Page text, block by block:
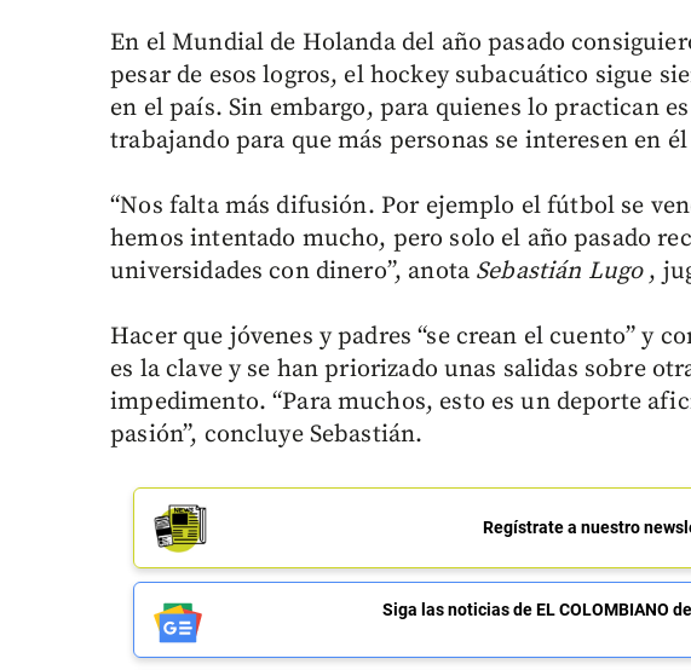
En el Mundial de Holanda del año pasado
pesar de esos logros, el hockey subacuático sigue
en el país. Sin embargo, para quienes lo practican
trabajando para que más personas se interesen en
“Nos falta más difusión. Por ejemplo el fútbol se
hemos intentado mucho, pero solo el año pasado
universidades con dinero”, anota Sebastián Lugo,
Hacer que jóvenes y padres “se crean el cuento” y
es la clave y se han priorizado unas salidas sobre
impedimento. “Para muchos, esto es un deporte
pasión”, concluye Sebastián.
Regístrate a nuestro
Siga las noticias de EL COLOMBIANO